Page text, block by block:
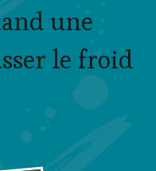
une
le froid